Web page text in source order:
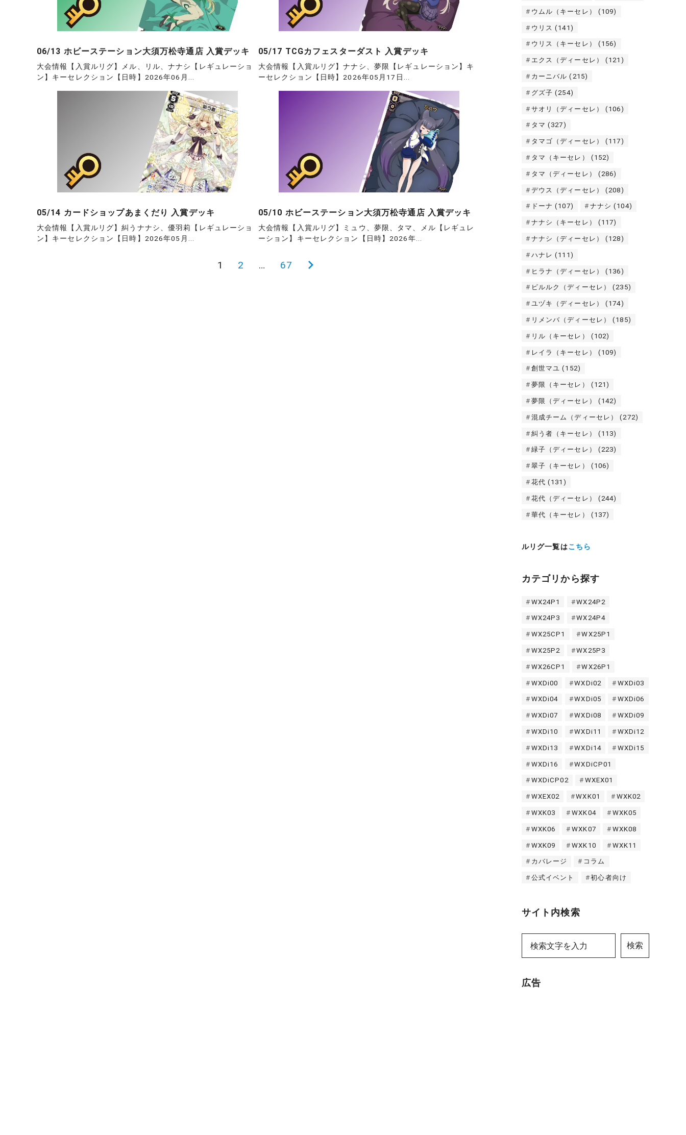
06/13 ホビーステーション大須万松寺通店 入賞デッキ
大会情報【入賞ルリグ】メル、リル、ナナシ【レギュレーショ
ン】キーセレクション【日時】2026年06月...
05/17 TCGカフェスターダスト 入賞デッキ
大会情報【入賞ルリグ】ナナシ、夢限【レギュレーション】キ
ーセレクション【日時】2026年05月17日...
05/14 カードショップあまくだり 入賞デッキ
大会情報【入賞ルリグ】糾うナナシ、優羽莉【レギュレーショ
ン】キーセレクション【日時】2026年05月...
05/10 ホビーステーション大須万松寺通店 入賞デッキ
大会情報【入賞ルリグ】ミュウ、夢限、タマ、メル【レギュレ
ーション】キーセレクション【日時】2026年...
1 2 … 67
次
ウムル（キーセレ） (109)
ウリス (141)
ウリス（キーセレ） (156)
エクス（ディーセレ） (121)
カーニバル (215)
グズ子 (254)
サオリ（ディーセレ） (106)
タマ (327)
タマゴ（ディーセレ） (117)
タマ（キーセレ） (152)
タマ（ディーセレ） (286)
デウス（ディーセレ） (208)
ドーナ (107) ナナシ (104)
ナナシ（キーセレ） (117)
ナナシ（ディーセレ） (128)
ハナレ (111)
ヒラナ（ディーセレ） (136)
ピルルク（ディーセレ） (235)
ユヅキ（ディーセレ） (174)
リメンバ（ディーセレ） (185)
リル（キーセレ） (102)
レイラ（キーセレ） (109)
創世マユ (152)
夢限（キーセレ） (121)
夢限（ディーセレ） (142)
混成チーム（ディーセレ） (272)
糾う者（キーセレ） (113)
緑子（ディーセレ） (223)
翠子（キーセレ） (106)
花代 (131)
花代（ディーセレ） (244)
華代（キーセレ） (137)
ルリグ一覧はこちら
カテゴリから探す
WX24P1 WX24P2
WX24P3 WX24P4
WX25CP1 WX25P1
WX25P2 WX25P3
WX26CP1 WX26P1
WXDi00 WXDi02 WXDi03
WXDi04 WXDi05 WXDi06
WXDi07 WXDi08 WXDi09
WXDi10 WXDi11 WXDi12
WXDi13 WXDi14 WXDi15
WXDi16 WXDiCP01
WXDiCP02 WXEX01
WXEX02 WXK01 WXK02
WXK03 WXK04 WXK05
WXK06 WXK07 WXK08
WXK09 WXK10 WXK11
カバレージ コラム
公式イベント 初心者向け
サイト内検索
検索
広告